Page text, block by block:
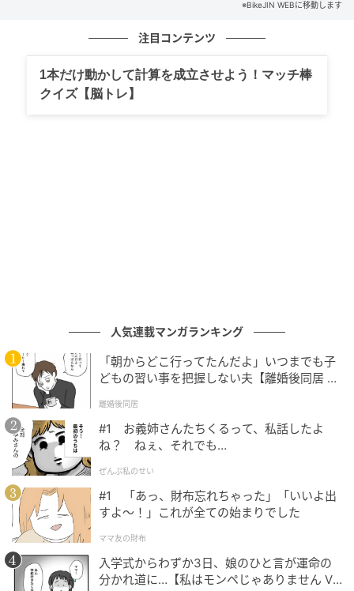
BikeJIN WEB
本文でも説明した通り、一般的にはカットが主流のリ
アフェンダーですがカブカスタムなら、御覧の通りの
簡単取り外し＆イメチェンが可能に！ これで若いと
き？ そんときはスッキリチョッパールックが好きで乗
ってたとしても、フレームを切るわけではないのでカ
スタムに満足した後でも、純正ルックに戻すことも可
※BikeJIN WEBに移動します
注目コンテンツ
1本だけ動かして計算を成立させよう！マッチ棒
クイズ【脳トレ】
人気連載マンガランキング
「朝からどこ行ってたんだよ」いつまでも子
どもの習い事を把握しない夫【離婚後同居 Vo
離婚後同居
#1 お義姉さんたちくるって、私話したよ
ね？ ねぇ、それでも…
ぜんぶ私のせい
#1 「あっ、財布忘れちゃった」「いいよ出
すよ〜！」これが全ての始まりでした
ママ友の財布
入学式からわずか3日、娘のひと言が運命の
分かれ道に…【私はモンペじゃありません Vo